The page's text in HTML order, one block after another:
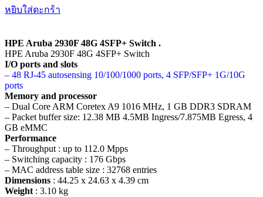
หยิบใส่ตะกร้า
HPE Aruba 2930F 48G 4SFP+ Switch .
HPE Aruba 2930F 48G 4SFP+ Switch
I/O ports and slots
– 48 RJ-45 autosensing 10/100/1000 ports, 4 SFP/SFP+ 1G/10G
ports
Memory and processor
– Dual Core ARM Coretex A9 1016 MHz, 1 GB DDR3 SDRAM
– Packet buffer size: 12.38 MB 4.5MB Ingress/7.875MB Egress, 4
GB eMMC
Performance
– Throughput : up to 112.0 Mpps
– Switching capacity : 176 Gbps
– MAC address table size : 32768 entries
Dimensions : 44.25 x 24.63 x 4.39 cm
Weight : 3.10 kg